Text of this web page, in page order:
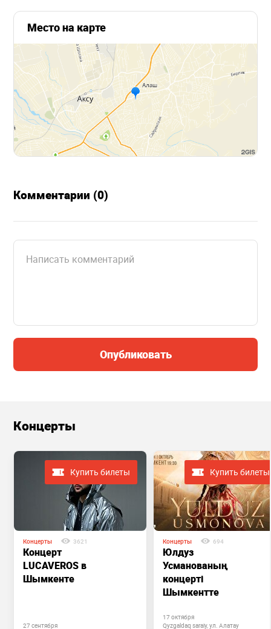
Место на карте
Комментарии (0)
Опубликовать
Концерты
Купить билеты
Концерты 3621
Концерт
LUCAVEROS в
Шымкенте
27 сентября
Купить билеты
Концерты 694
Юлдуз
Усманованың
концерті
Шымкентте
17 октября
Qyzgaldaq saraiy, ул. Алатау